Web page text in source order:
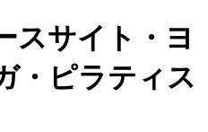
スサイト・ヨ
・ピラティス